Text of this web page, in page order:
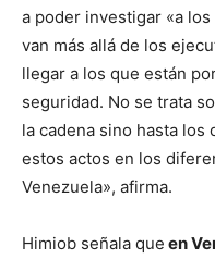
a poder investigar «a
van más allá de los
llegar a los que están
seguridad. No se trata
la cadena sino hasta
estos actos en los
Venezuela», afirma.
Himiob señala que en